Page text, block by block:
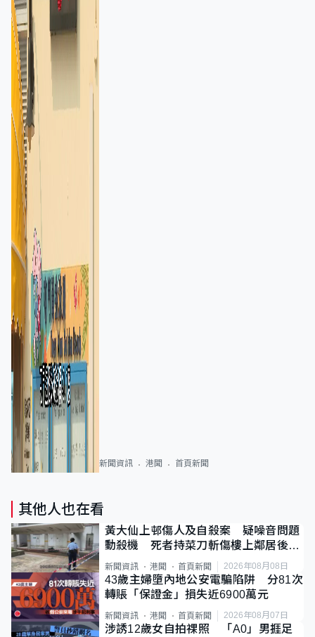
新聞資訊 港聞 首頁新聞
其他人也在看
黃大仙上邨傷人及自殺案 疑噪音問題
動殺機 死者持菜刀斬傷樓上鄰居後墮
斃
新聞資訊 港聞 首頁新聞 2026年08月08日
43歲主婦墮內地公安電騙陷阱 分81次
轉賬「保證金」損失近6900萬元
新聞資訊 港聞 首頁新聞 2026年08月07日
涉誘12歲女自拍祼照 「A0」男捱足